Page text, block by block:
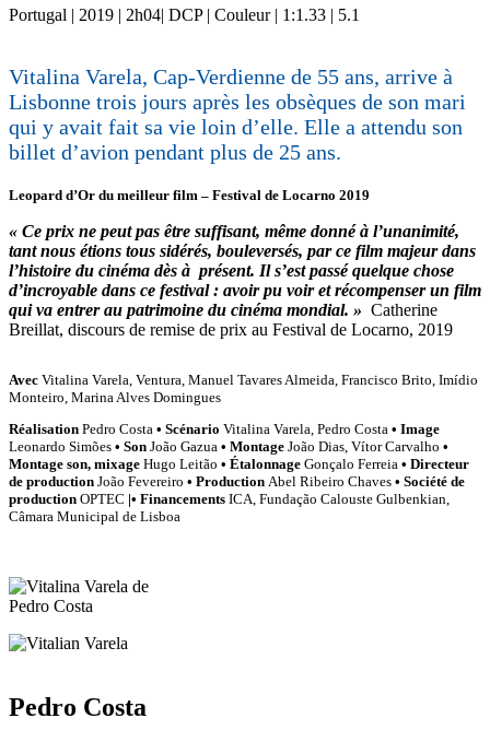
Portugal | 2019 | 2h04| DCP | Couleur | 1:1.33 | 5.1
Vitalina Varela, Cap-Verdienne de 55 ans, arrive à
Lisbonne trois jours après les obsèques de son mari
qui y avait fait sa vie loin d’elle. Elle a attendu son
billet d’avion pendant plus de 25 ans.
Leopard d’Or du meilleur film – Festival de Locarno 2019
« Ce prix ne peut pas être suffisant, même donné à l’unanimité,
tant nous étions tous sidérés, bouleversés, par ce film majeur dans
l’histoire du cinéma dès à présent. Il s’est passé quelque chose
d’incroyable dans ce festival : avoir pu voir et récompenser un film
qui va entrer au patrimoine du cinéma mondial. » Catherine
Breillat, discours de remise de prix au Festival de Locarno, 2019
Avec Vitalina Varela, Ventura, Manuel Tavares Almeida, Francisco Brito, Imídio
Monteiro, Marina Alves Domingues
Réalisation Pedro Costa • Scénario Vitalina Varela, Pedro Costa • Image
Leonardo Simões • Son João Gazua • Montage João Dias, Vítor Carvalho •
Montage son, mixage Hugo Leitão • Étalonnage Gonçalo Ferreia • Directeur
de production João Fevereiro • Production Abel Ribeiro Chaves • Société de
production OPTEC |• Financements ICA, Fundação Calouste Gulbenkian,
Câmara Municipal de Lisboa
Pedro Costa